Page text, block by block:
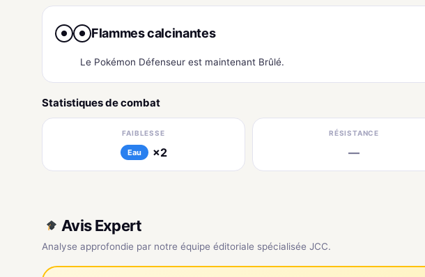
● ● Flammes calcinantes
Le Pokémon Défenseur est maintenant Brûlé.
Statistiques de combat
FAIBLESSE
Eau ×2
RÉSISTANCE
—
Avis Expert
Analyse approfondie par notre équipe éditoriale spécialisée JCC.